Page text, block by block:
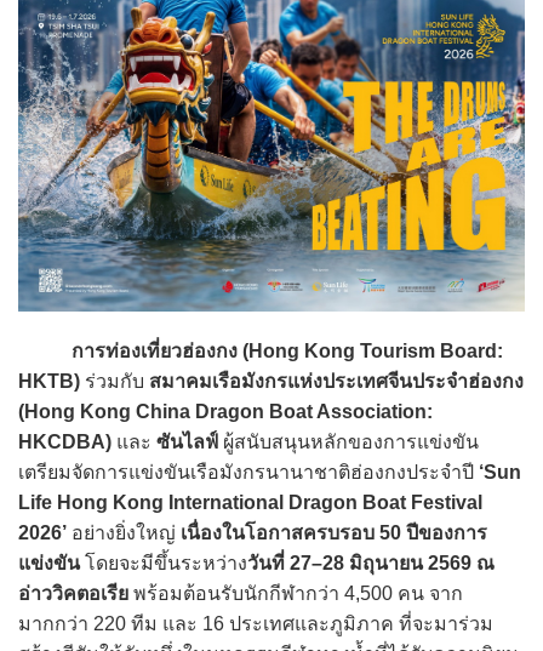
การท่องเที่ยวฮ่องกง (Hong Kong Tourism Board:
HKTB) ร่วมกับ สมาคมเรือมังกรแห่งประเทศจีนประจำฮ่องกง
(Hong Kong China Dragon Boat Association:
HKCDBA) และ ซันไลฟ์ ผู้สนับสนุนหลักของการแข่งขัน
เตรียมจัดการแข่งขันเรือมังกรนานาชาติฮ่องกงประจำปี ‘Sun
Life Hong Kong International Dragon Boat Festival
2026’ อย่างยิ่งใหญ่ เนื่องในโอกาสครบรอบ 50 ปีของการ
แข่งขันโดยจะมีขึ้นระหว่างวันที่ 27–28 มิถุนายน 2569 ณ
อ่าววิคตอเรีย พร้อมต้อนรับนักกีฬากว่า 4,500 คน จาก
มากกว่า 220 ทีม และ 16 ประเทศและภูมิภาค ที่จะมาร่วม